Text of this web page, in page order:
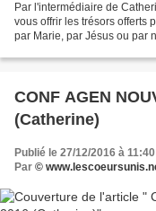
Par l'intermédiaire de
vous offrir les trésors offerts
par Marie, par Jésus ou par
CONF AGEN NOUVEL AN 31 DÉCEMBRE 2016
(Catherine)
Publié le 27/12/2016 à 11:40
Par ©